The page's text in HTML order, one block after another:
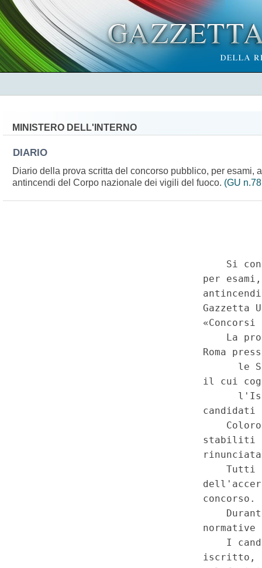
MINISTERO DELL'INTERNO
DIARIO
Diario della prova scritta del concorso pubblico, per esami,
antincendi del Corpo nazionale dei vigili del fuoco. (GU